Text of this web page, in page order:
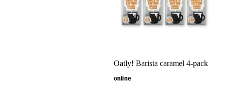
Oatly! Barista caramel 4-pack
online